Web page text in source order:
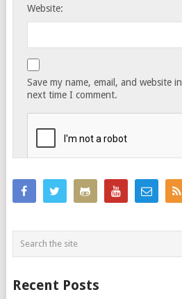
Website:
Save my name, email, and website
next time I comment.
Recent Posts